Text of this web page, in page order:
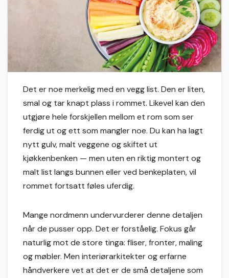
Det er noe merkelig med en vegg list. Den er liten,
smal og tar knapt plass i rommet. Likevel kan den
utgjøre hele forskjellen mellom et rom som ser
ferdig ut og ett som mangler noe. Du kan ha lagt
nytt gulv, malt veggene og skiftet ut
kjøkkenbenken — men uten en riktig montert og
malt list langs bunnen eller ved benkeplaten, vil
rommet fortsatt føles uferdig.
Mange nordmenn undervurderer denne detaljen
når de pusser opp. Det er forståelig. Fokus går
naturlig mot de store tinga: fliser, fronter, maling
og møbler. Men interiørarkitekter og erfarne
håndverkere vet at det er de små detaljene som